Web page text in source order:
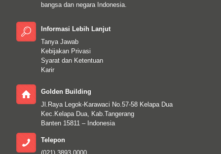
bangsa dan negara Indonesia.
Informasi Lebih Lanjut
Tanya Jawab
Kebijakan Privasi
Syarat dan Ketentuan
Karir
Golden Building
Jl.Raya Legok-Karawaci No.57-58 Kelapa Dua
Kec.Kelapa Dua, Kab.Tangerang
Banten 15811 – Indonesia
Telepon